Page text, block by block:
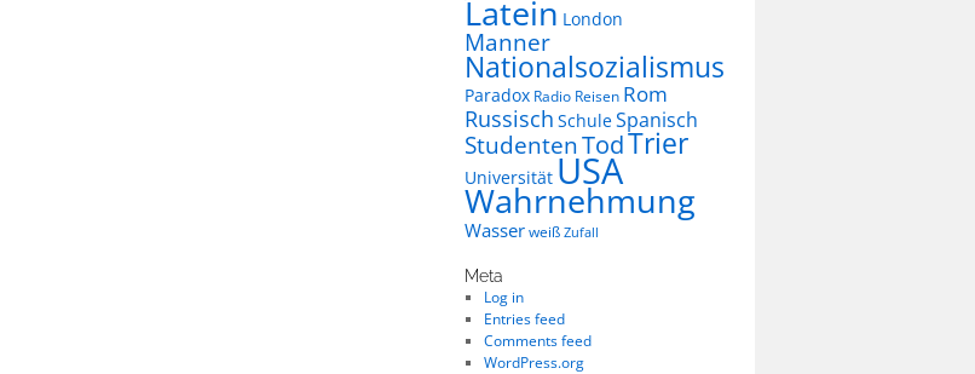
Latein London
Manner
Nationalsozialismus
Paradox Radio Reisen Rom
Russisch SchuleSpanisch
StudentenTodTrier
Universität USA
Wahrnehmung
Wasserweiß Zufall
Meta
Log in
Entries feed
Comments feed
WordPress.org